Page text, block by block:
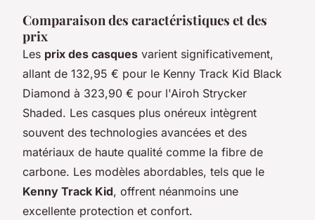
Comparaison des caractéristiques et des
prix
Les prix des casques varient significativement,
allant de 132,95 € pour le Kenny Track Kid Black
Diamond à 323,90 € pour l'Airoh Strycker
Shaded. Les casques plus onéreux intègrent
souvent des technologies avancées et des
matériaux de haute qualité comme la fibre de
carbone. Les modèles abordables, tels que le
Kenny Track Kid, offrent néanmoins une
excellente protection et confort.